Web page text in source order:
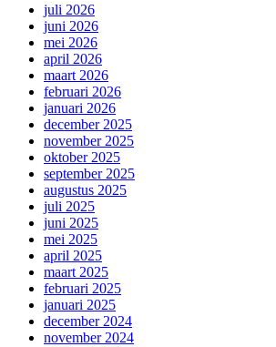
juli 2026
juni 2026
mei 2026
april 2026
maart 2026
februari 2026
januari 2026
december 2025
november 2025
oktober 2025
september 2025
augustus 2025
juli 2025
juni 2025
mei 2025
april 2025
maart 2025
februari 2025
januari 2025
december 2024
november 2024